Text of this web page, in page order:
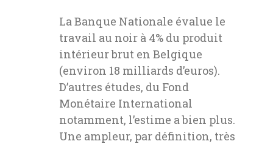
La Banque Nationale évalue le
travail au noir à 4% du produit
intérieur brut en Belgique
(environ 18 milliards d’euros).
D’autres études, du Fond
Monétaire International
notamment, l’estime a bien plus.
Une ampleur, par définition, très